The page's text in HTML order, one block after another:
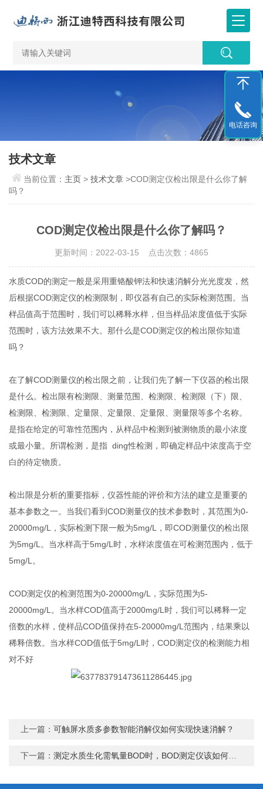
技术文章
当前位置： 主页 >技术文章 >COD测定仪检出限是什么你了解
吗？
COD测定仪检出限是什么你了解吗？
更新时间：2022-03-15 点击次数：4865
水质COD的测定一般是采用重铬酸钾法和快速消解分光光度发，然
后根据COD测定仪的检测限制，即仪器有自己的实际检测范围。当
样品值高于范围时，我们可以稀释水样，但当样品浓度值低于实际
范围时，该方法效果不大。那什么是COD测定仪的检出限你知道
吗？
在了解COD测量仪的检出限之前，让我们先了解一下仪器的检出限
是什么。检出限有检测限、测量范围、检测限、检测限（下）限、
检测限、检测限、定量限、定量限、定量限、测量限等多个名称。
是指在给定的可靠性范围内，从样品中检测到被测物质的最小浓度
或最小量。所谓检测，是指 ding性检测，即确定样品中浓度高于空
白的待定物质。
检出限是分析的重要指标，仪器性能的评价和方法的建立是重要的
基本参数之一。当我们看到COD测量仪的技术参数时，其范围为0-
20000mg/L，实际检测下限一般为5mg/L，即COD测量仪的检出限
为5mg/L。当水样高于5mg/L时，水样浓度值在可检测范围内，低于
5mg/L。
COD测定仪的检测范围为0-20000mg/L，实际范围为5-
20000mg/L。当水样COD值高于2000mg/L时，我们可以稀释一定
倍数的水样，使样品COD值保持在5-20000mg/L范围内，结果乘以
稀释倍数。当水样COD值低于5mg/L时，COD测定仪的检测能力相
对不好
上一篇：可触屏水质多参数智能消解仪如何实现快速消解？
下一篇：测定水质生化需氧量BOD时，BOD测定仪该如何操作？
电话咨询